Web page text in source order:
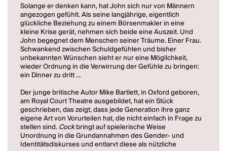
Solange er denken kann, hat John sich nur von Männern
angezogen gefühlt. Als seine langjährige, eigentlich
glückliche Beziehung zu einem Börsenmakler in eine
kleine Krise gerät, nehmen sich beide eine Auszeit. Und
John begegnet dem Menschen seiner Träume. Einer Frau.
Schwankend zwischen Schuldgefühlen und bisher
unbekannten Wünschen sieht er nur eine Möglichkeit,
wieder Ordnung in die Verwirrung der Gefühle zu bringen:
ein Dinner zu dritt …
Der junge britische Autor Mike Bartlett, in Oxford geboren,
am Royal Court Theatre ausgebildet, hat ein Stück
geschrieben, das zeigt, dass jede Generation ihre ganz
eigene Art von Vorurteilen hat, die nicht einfach in Frage zu
stellen sind.Cockbringt auf spielerische Weise
Unordnung in die Grundannahmen des Gender- und
Identitätsdiskurses und entlarvt diese als nützliche